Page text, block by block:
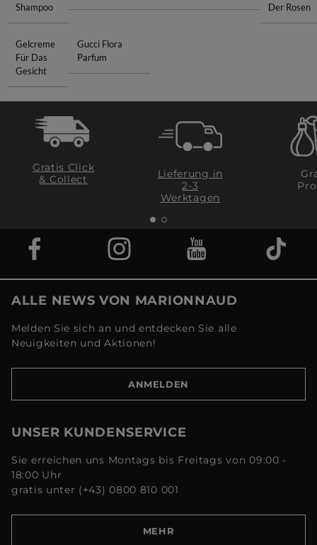
Shampoo
Der Rosen
Gelcreme
Für Das
Gesicht
Gucci Flora
Parfum
Gratis Click
& Collect
Lieferung in
2-3
Werktagen
ALLE NEWS VON MARIONNAUD
Melden Sie sich an und entdecken Sie alle
Neuigkeiten und Aktionen!
ANMELDEN
UNSER KUNDENSERVICE
Sie erreichen uns Montags bis Freitags von 09:00 -
18:00 Uhr
gratis unter (+43) 0800 810 001
MEHR